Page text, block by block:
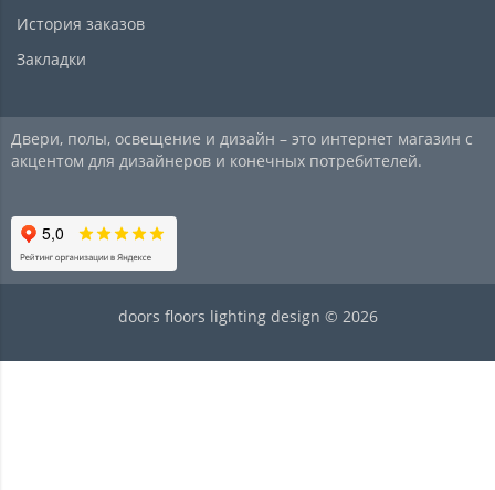
История заказов
Закладки
Двери, полы, освещение и дизайн – это интернет магазин с
акцентом для дизайнеров и конечных потребителей.
doors floors lighting design © 2026